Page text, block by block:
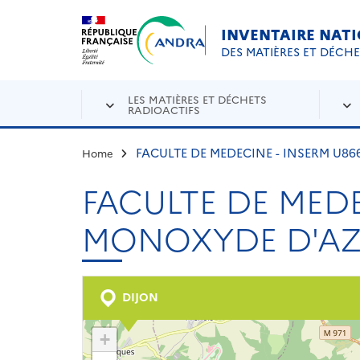
Aller au contenu principal
INVENTAIRE
DES MATIÈRES ET
LES MATIÈRES ET DÉCHETS
RADIOACTIFS
Home FACULTE DE MEDECINE - INSERM
FACULTE DE
MONOXYDE
DIJON
+